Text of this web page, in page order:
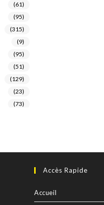
(61)
(95)
(315)
(9)
(95)
(51)
(129)
(23)
(73)
Accès Rapide
Accueil